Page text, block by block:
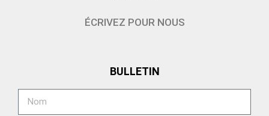
ÉCRIVEZ POUR NOUS
BULLETIN